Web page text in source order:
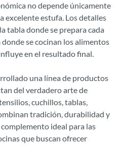
no depende únicamente
excelente estufa. Los detalles
tabla donde se prepara cada
se cocinan los alimentos
en el resultado final.
una línea de productos
del verdadero arte de
cuchillos, tablas,
tradición, durabilidad y
ideal para las
que buscan ofrecer